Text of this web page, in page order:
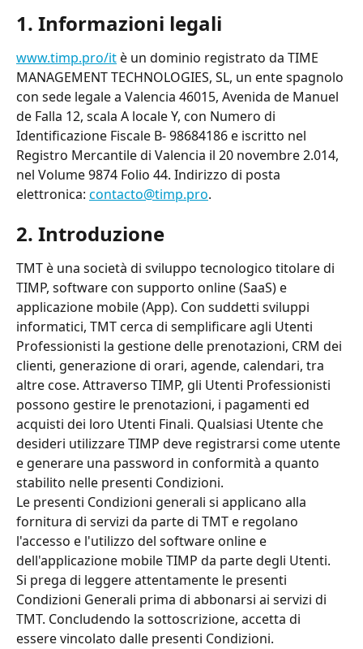
1. Informazioni legali
www.timp.pro/it è un dominio registrato da TIME
MANAGEMENT TECHNOLOGIES, SL, un ente spagnolo
con sede legale a Valencia 46015, Avenida de Manuel
de Falla 12, scala A locale Y, con Numero di
Identificazione Fiscale B- 98684186 e iscritto nel
Registro Mercantile di Valencia il 20 novembre 2.014,
nel Volume 9874 Folio 44. Indirizzo di posta
elettronica: contacto@timp.pro.
2. Introduzione
TMTè una società di sviluppo tecnologico titolare di
TIMP, software con supporto online (SaaS) e
applicazione mobile (App). Con suddetti sviluppi
informatici, TMT cerca di semplificare agli Utenti
Professionisti la gestione delle prenotazioni, CRM dei
clienti, generazione di orari, agende, calendari, tra
altre cose. Attraverso TIMP, gli Utenti Professionisti
possono gestire le prenotazioni, i pagamenti ed
acquisti dei loro Utenti Finali. Qualsiasi Utente che
desideri utilizzare TIMP deve registrarsi come utente
e generare una password in conformità a quanto
stabilito nelle presenti Condizioni.
Le presenti Condizioni generali si applicano alla
fornitura di servizi da parte di TMT e regolano
l'accesso e l'utilizzo del software online e
dell'applicazione mobile TIMP da parte degli Utenti.
Si prega di leggere attentamente le presenti
Condizioni Generali prima di abbonarsi ai servizi di
TMT. Concludendo la sottoscrizione, accetta di
essere vincolato dalle presenti Condizioni.